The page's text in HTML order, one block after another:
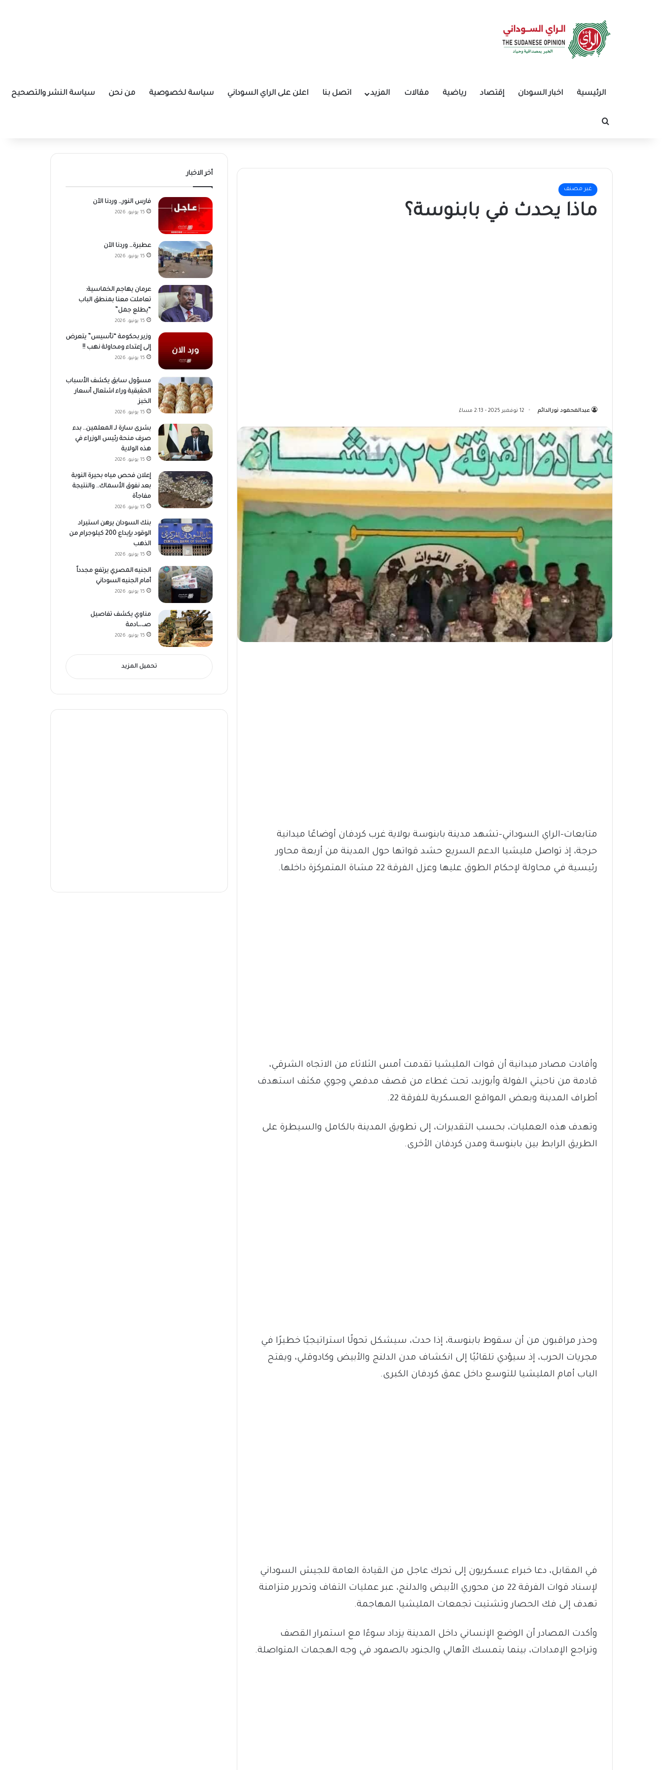
الرئيسية اخبار السودان إقتصاد رياضية مقالات المزيد اتصل بنا اعلن على الراي السوداني سياسة لخصوصية من نحن سياسة النشر والتصحيح
بحث عن
غير مصنف
ماذا يحدث في بابنوسة؟
عبدالمحمود نورالدائم 12 نوفمبر 2025 - 2:13 مساءً
متابعات-الراي السوداني-تشهد مدينة بابنوسة بولاية غرب كردفان أوضاعًا ميدانية
حرجة، إذ تواصل مليشيا الدعم السريع حشد قواتها حول المدينة من أربعة محاور
رئيسية في محاولة لإحكام الطوق عليها وعزل الفرقة 22 مشاة المتمركزة داخلها.
وأفادت مصادر ميدانية أن قوات المليشيا تقدمت أمس الثلاثاء من الاتجاه الشرقي،
قادمة من ناحيتي الفولة وأبوزبد، تحت غطاء من قصف مدفعي وجوي مكثف استهدف
أطراف المدينة وبعض المواقع العسكرية للفرقة 22.
وتهدف هذه العمليات، بحسب التقديرات، إلى تطويق المدينة بالكامل والسيطرة على
الطريق الرابط بين بابنوسة ومدن كردفان الأخرى.
وحذر مراقبون من أن سقوط بابنوسة، إذا حدث، سيشكل تحولًا استراتيجيًا خطيرًا في
مجريات الحرب، إذ سيؤدي تلقائيًا إلى انكشاف مدن الدلنج والأبيض وكادوقلي، ويفتح
الباب أمام المليشيا للتوسع داخل عمق كردفان الكبرى.
في المقابل، دعا خبراء عسكريون إلى تحرك عاجل من القيادة العامة للجيش السوداني
لإسناد قوات الفرقة 22 من محوري الأبيض والدلنج، عبر عمليات التفاف وتحرير متزامنة
تهدف إلى فك الحصار وتشتيت تجمعات المليشيا المهاجمة.
وأكدت المصادر أن الوضع الإنساني داخل المدينة يزداد سوءًا مع استمرار القصف
وتراجع الإمدادات، بينما يتمسك الأهالي والجنود بالصمود في وجه الهجمات المتواصلة.
أخر الاخبار
فارس النور… وردنا الآن
15 يونيو، 2026
عطبرة… وردنا الآن
15 يونيو، 2026
عرمان يهاجم الخماسية:
تعاملت معنا بمنطق الباب
“يطلع جمل”
15 يونيو، 2026
وزير بحكومة “تأسيس” يتعرض
إلى إعتداء ومحاولة نهب !!
15 يونيو، 2026
مسؤول سابق يكشف الأسباب
الحقيقية وراء اشتعال أسعار
الخبز
15 يونيو، 2026
بشرى سارة لـ المعلمين.. بدء
صرف منحة رئيس الوزراء في
هذه الولاية
15 يونيو، 2026
إعلان فحص مياه بحيرة النوبة
بعد نفوق الأسماك.. والنتيجة
مفاجأة
15 يونيو، 2026
بنك السودان يرهن استيراد
الوقود بإيداع 200 كيلوجرام من
الذهب
15 يونيو، 2026
الجنيه المصري يرتفع مجدداً
أمام الجنيه السوداني
15 يونيو، 2026
مناوي يكشف تفاصيل
صـ،،ـادمة
15 يونيو، 2026
تحميل المزيد